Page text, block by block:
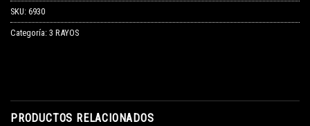
SKU: 6930
Categoría: 3 RAYOS
PRODUCTOS RELACIONADOS